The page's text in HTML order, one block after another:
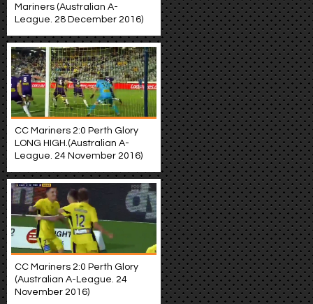
Mariners (Australian A-
League. 28 December 2016)
CC Mariners 2:0 Perth Glory
LONG HIGH.(Australian A-
League. 24 November 2016)
CC Mariners 2:0 Perth Glory
(Australian A-League. 24
November 2016)